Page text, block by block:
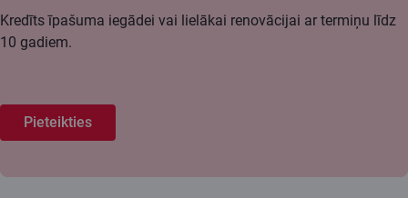
Kredīts īpašuma iegādei vai lielākai renovācijai ar termiņu līdz
10 gadiem.
Pieteikties